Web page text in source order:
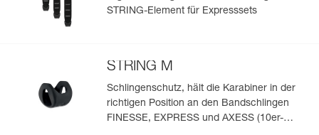
STRING-Element für Expresssets
STRING M
Schlingenschutz, hält die Karabiner in der
richtigen Position an den Bandschlingen
FINESSE, EXPRESS und AXESS (10er-